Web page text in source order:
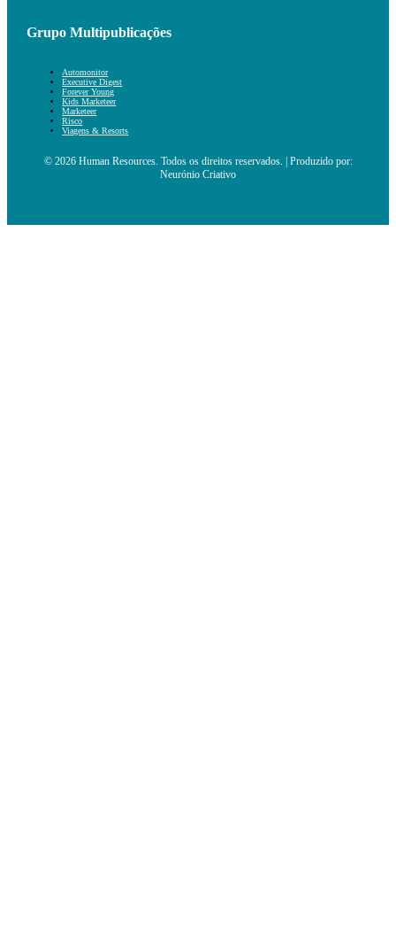
Grupo Multipublicações
Automonitor
Executive Digest
Forever Young
Kids Marketeer
Marketeer
Risco
Viagens & Resorts
© 2026 Human Resources. Todos os direitos reservados. | Produzido por:
Neurónio Criativo